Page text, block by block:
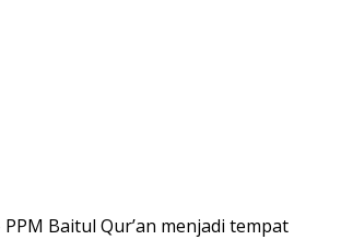
Baitul Qur’an menjadi tempat